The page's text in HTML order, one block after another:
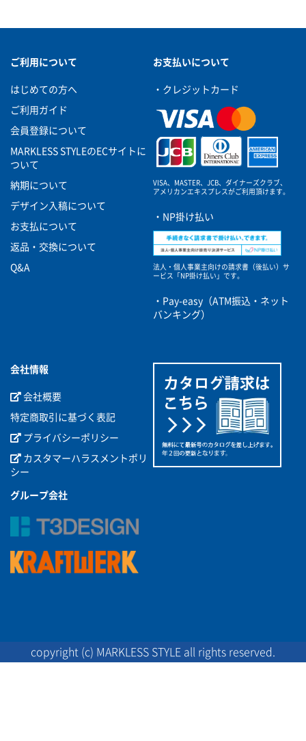
ご利用について
はじめての方へ
ご利用ガイド
会員登録について
MARKLESS STYLEのECサイトに
ついて
納期について
デザイン入稿について
お支払について
返品・交換について
Q&A
お支払いについて
・クレジットカード
VISA、MASTER、JCB、ダイナーズクラブ、
アメリカンエキスプレスがご利用頂けます。
・NP掛け払い
法人・個人事業主向けの請求書（後払い）サ
ービス
「NP掛け払い」です。
・Pay-easy（ATM振込・ネット
バンキング）
会社情報
会社概要
特定商取引に基づく表記
プライバシーポリシー
カスタマーハラスメントポリ
シー
グループ会社
copyright (c) MARKLESS STYLE all rights reserved.